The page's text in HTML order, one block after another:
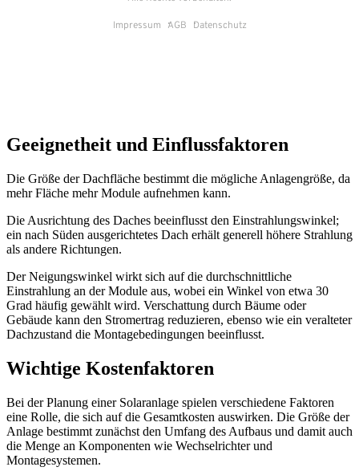
Geeignetheit und Einflussfaktoren
Die Größe der Dachfläche bestimmt die mögliche Anlagengröße, da
mehr Fläche mehr Module aufnehmen kann.
Die Ausrichtung des Daches beeinflusst den Einstrahlungswinkel;
ein nach Süden ausgerichtetes Dach erhält generell höhere Strahlung
als andere Richtungen.
Der Neigungswinkel wirkt sich auf die durchschnittliche
Einstrahlung an der Module aus, wobei ein Winkel von etwa 30
Grad häufig gewählt wird. Verschattung durch Bäume oder
Gebäude kann den Stromertrag reduzieren, ebenso wie ein veralteter
Dachzustand die Montagebedingungen beeinflusst.
Wichtige Kostenfaktoren
Bei der Planung einer Solaranlage spielen verschiedene Faktoren
eine Rolle, die sich auf die Gesamtkosten auswirken. Die Größe der
Anlage bestimmt zunächst den Umfang des Aufbaus und damit auch
die Menge an Komponenten wie Wechselrichter und
Montagesystemen.